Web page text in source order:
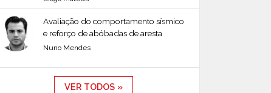
Avaliação do comportamento sísmico
e reforço de abóbadas de aresta
Nuno Mendes
VER TODOS »